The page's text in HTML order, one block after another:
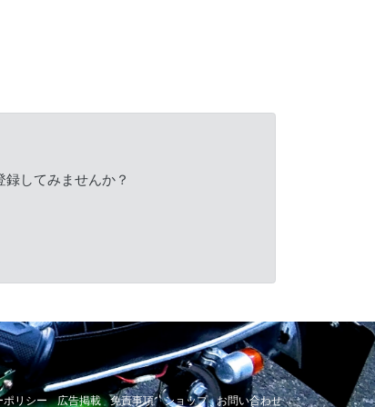
してみませんか？
ポリシー 広告掲載 免責事項 ショップ お問い合わせ